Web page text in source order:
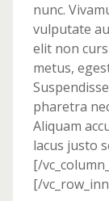
nunc.
vulputate
elit non
metus,
pharetra
Aliquam
lacus justo
[/
[/